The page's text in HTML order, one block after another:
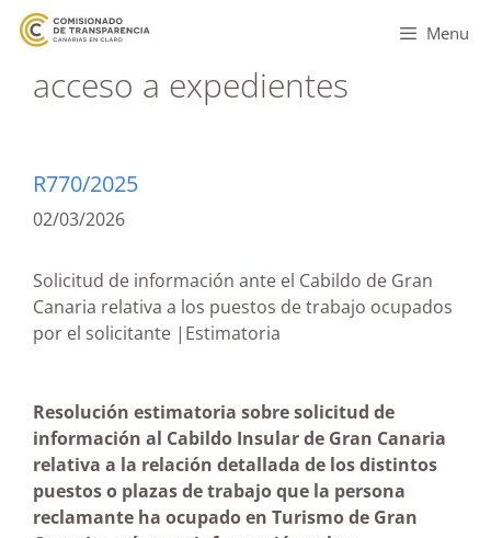
Menu
acceso a expedientes
R770/2025
02/03/2026
Solicitud de información ante el Cabildo de Gran
Canaria relativa a los puestos de trabajo ocupados
por el solicitante |Estimatoria
Resolución estimatoria sobre solicitud de
información al Cabildo Insular de Gran Canaria
relativa a la relación detallada de los distintos
puestos o plazas de trabajo que la persona
reclamante ha ocupado en Turismo de Gran